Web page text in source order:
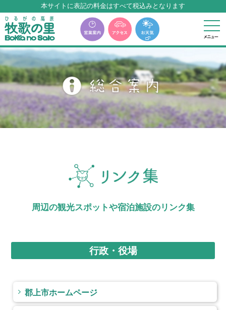
本サイトに表記の料金はすべて税込みとなります
牧歌の里温泉『牧華』は12月中旬まで休館いたします。
周辺の観光スポットや宿泊施設のリンク集
行政・役場
郡上市ホームページ